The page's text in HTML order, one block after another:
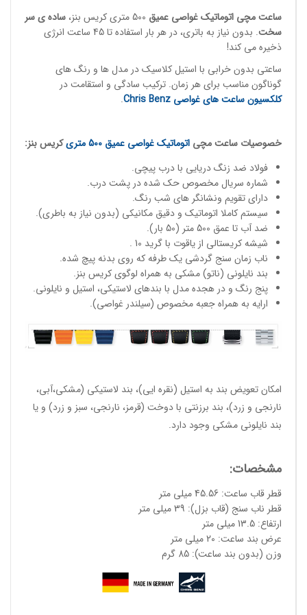
ساعت مچی اتوماتیکغواصی عمیق
ساده ی سر
سخت
. بدون نیاز به باتری، در هر بار استفاده تا 45 ساعت انرژی
ذخیره می کند!
ساعتی بدون خرابی با استیل کلاسیک در مدل ها و رنگ های
گوناگون مناسب برای هر زمان. ترکیب سادگی و استقامت در
کلکسیون ساعت های غواصی Chris Benz
.
خصوصیات ساعت مچی اتوماتیک غواصی عمیق 500 متری
کریس بنز:
فولاد ضد زنگ دریایی با درب پیچی.
شماره سریال مخصوص حک شده در پشت درب.
دارای تقویم ونشانگر های شب رنگ.
سیستم کاملا اتوماتیک و دقیق مکانیکی (بدون نیاز به باطری).
ضد آب تا عمق 500 متر (50 بار).
شیشه کریستالی از یاقوت با گرید 10 .
ناب زمان سنج گردشی یک طرفه که روی بدنه پیچ شده.
بند نایلونی (ناتو) مشکی به همراه لوگوی کریس بنز.
پنج رنگ و در هجده مدل با بندهای لاستیکی، استیل و نایلونی.
ارایه به همراه جعبه مخصوص (سیلندر غواصی).
امکان تعویض بند به استیل (نقره ایی)، بند لاستیکی (مشکی،آبی،
نارنجی و زرد)، بند برزنتی با دوخت (قرمز، نارنجی، سبز و زرد) و یا
بند نایلونی مشکی وجود دارد.
مشخصات:
قطر قاب ساعت: 45.56 میلی متر
قطر ناب سنج (قاب بزل): 39 میلی متر
ارتفاع: 13.5 میلی متر
عرض بند ساعت: 20 میلی متر
وزن (بدون بند ساعت): 85 گرم